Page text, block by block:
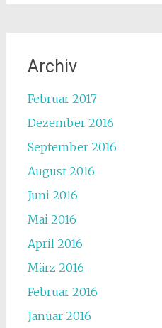
Archiv
Februar 2017
Dezember 2016
September 2016
August 2016
Juni 2016
Mai 2016
April 2016
März 2016
Februar 2016
Januar 2016